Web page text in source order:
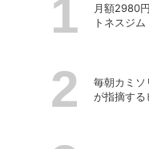
月額2980
トネスジ
毎朝カミソ
が指摘する